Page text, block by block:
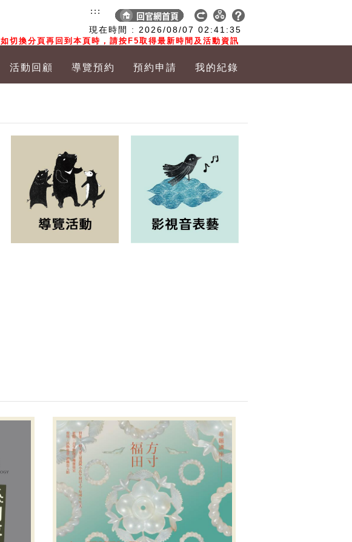
現在時間 : 2026/08/07 02:41:36
如切換分頁再回到本頁時，請按F5取得最新時間及活動資訊
:::
活動回顧 導覽預約 預約申請 我的紀錄